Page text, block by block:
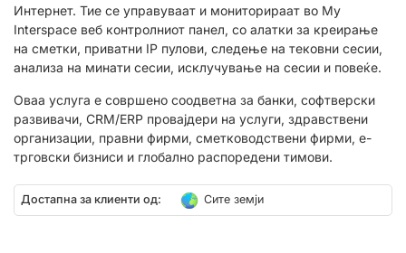
Интернет. Тие се управуваат и мониторираат во My
Interspace веб контролниот панел, со алатки за креирање
на сметки, приватни IP пулови, следење на тековни сесии,
анализа на минати сесии, исклучување на сесии и повеќе.
Оваа услуга е совршено соодветна за банки, софтверски
развивачи, CRM/ERP провајдери на услуги, здравствени
организации, правни фирми, сметководствени фирми, е-
трговски бизниси и глобално распоредени тимови.
Достапна за клиенти од: Сите земји